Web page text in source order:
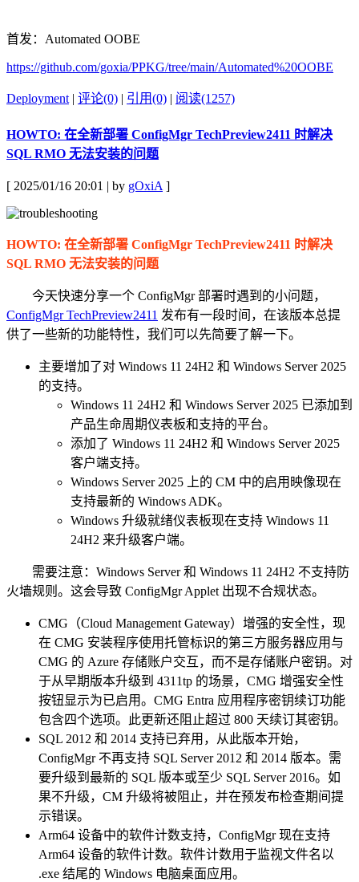
首发：Automated OOBE
https://github.com/goxia/PPKG/tree/main/Automated%20OOBE
Deployment | 评论(0) | 引用(0) | 阅读(1257)
HOWTO: 在全新部署 ConfigMgr TechPreview2411 时解决
SQL RMO 无法安装的问题
[ 2025/01/16 20:01 | by gOxiA]
HOWTO: 在全新部署 ConfigMgr TechPreview2411 时解决
SQL RMO 无法安装的问题
今天快速分享一个 ConfigMgr 部署时遇到的小问题，
ConfigMgr TechPreview2411 发布有一段时间，在该版本总提
供了一些新的功能特性，我们可以先简要了解一下。
主要增加了对 Windows 11 24H2 和 Windows Server 2025
的支持。
Windows 11 24H2 和 Windows Server 2025 已添加到
产品生命周期仪表板和支持的平台。
添加了 Windows 11 24H2 和 Windows Server 2025
客户端支持。
Windows Server 2025 上的 CM 中的启用映像现在
支持最新的 Windows ADK。
Windows 升级就绪仪表板现在支持 Windows 11
24H2 来升级客户端。
需要注意：Windows Server 和 Windows 11 24H2 不支持防
火墙规则。这会导致 ConfigMgr Applet 出现不合规状态。
CMG（Cloud Management Gateway）增强的安全性，现
在 CMG 安装程序使用托管标识的第三方服务器应用与
CMG 的 Azure 存储账户交互，而不是存储账户密钥。对
于从早期版本升级到 4311tp 的场景，CMG 增强安全性
按钮显示为已启用。CMG Entra 应用程序密钥续订功能
包含四个选项。此更新还阻止超过 800 天续订其密钥。
SQL 2012 和 2014 支持已弃用，从此版本开始，
ConfigMgr 不再支持 SQL Server 2012 和 2014 版本。需
要升级到最新的 SQL 版本或至少 SQL Server 2016。如
果不升级，CM 升级将被阻止，并在预发布检查期间提
示错误。
Arm64 设备中的软件计数支持，ConfigMgr 现在支持
Arm64 设备的软件计数。软件计数用于监视文件名以
.exe 结尾的 Windows 电脑桌面应用。